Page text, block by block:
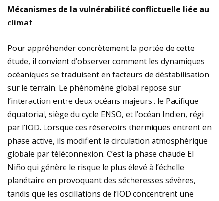
Mécanismes de la vulnérabilité conflictuelle liée au
climat
Pour appréhender concrètement la portée de cette
étude, il convient d’observer comment les dynamiques
océaniques se traduisent en facteurs de déstabilisation
sur le terrain. Le phénomène global repose sur
l’interaction entre deux océans majeurs : le Pacifique
équatorial, siège du cycle ENSO, et l’océan Indien, régi
par l’IOD. Lorsque ces réservoirs thermiques entrent en
phase active, ils modifient la circulation atmosphérique
globale par téléconnexion. C’est la phase chaude El
Niño qui génère le risque le plus élevé à l’échelle
planétaire en provoquant des sécheresses sévères,
tandis que les oscillations de l’IOD concentrent une